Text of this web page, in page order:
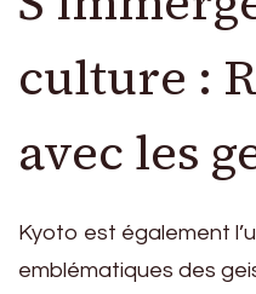
culture :
avec les
Kyoto est également
emblématiques des